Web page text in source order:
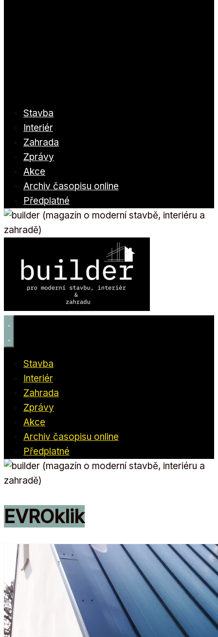
Stavba
Interiér
Zahrada
Zprávy
Akce
Archiv časopisu online
Předplatné
Stavba
Interiér
Zahrada
Zprávy
Akce
Archiv časopisu online
Předplatné
EVROklik